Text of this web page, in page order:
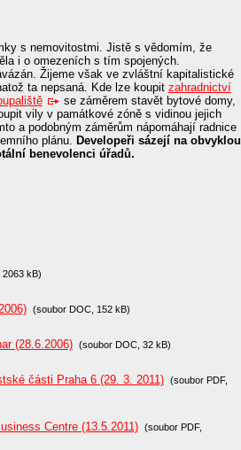
s nemovitostmi. Jistě s vědomím, že
i o omezeních s tím spojených.
Žijeme však ve zvláštní kapitalistické
ta nepsaná. Kde lze koupit zahradnictví
se záměrem stavět bytové domy,
vily v památkové zóně s vidinou jejich
a podobným záměrům nápomáhají radnice
plánu.
Developeři sázejí na obvyklou
benevolenci úřadů.
2063 kB)
(soubor DOC, 152 kB)
(28.6.2006)
(soubor DOC, 32 kB)
části Praha 6 (29. 3. 2011)
(soubor PDF,
Centre (13.5.2011)
(soubor PDF,